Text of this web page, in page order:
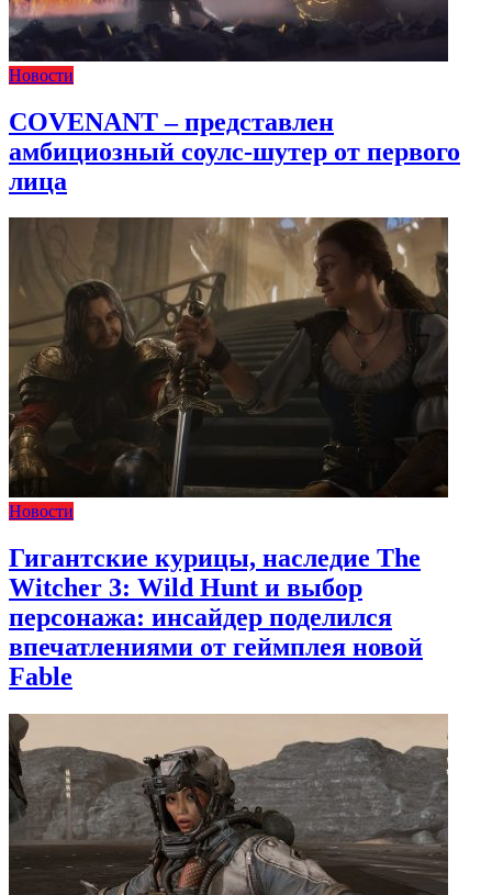
Новости
COVENANT – представлен
амбициозный соулс-шутер от первого
лица
Новости
Гигантские курицы, наследие The
Witcher 3: Wild Hunt и выбор
персонажа: инсайдер поделился
впечатлениями от геймплея новой
Fable